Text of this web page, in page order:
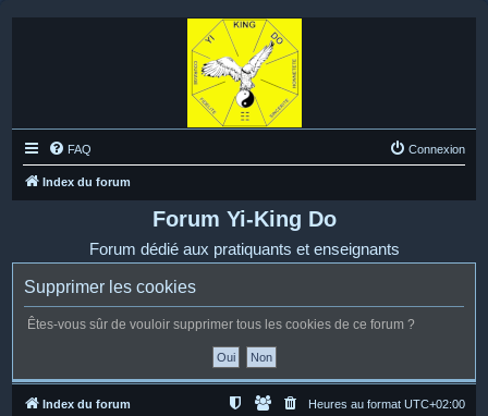
FAQ Connexion
Index du forum
Forum Yi-King Do
Forum dédié aux pratiquants et enseignants
Supprimer les cookies
Êtes-vous sûr de vouloir supprimer tous les cookies de ce forum ?
Index du forum Heures au format UTC+02:00